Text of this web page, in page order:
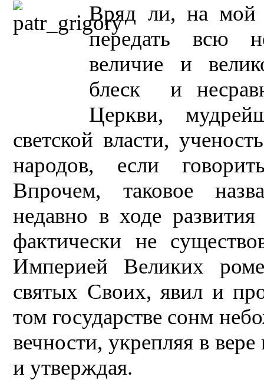
Вряд ли, на мой
передать всю
величие и
блеск и
Церкви,
светской власти,
народов, если
Впрочем, таковое
недавно в ходе
фактически не
Империей Великих
святых Своих, явил и
том государстве сонм
вечности, укрепляя в
и утверждая.